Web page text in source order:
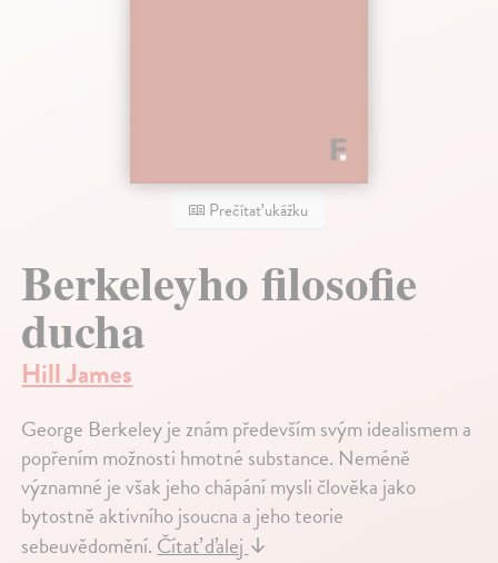
Prečítať ukážku
Berkeleyho filosofie
ducha
Hill James
George Berkeley je znám především svým idealismem a
popřením možnosti hmotné substance. Neméně
významné je však jeho chápání mysli člověka jako
bytostně aktivního jsoucna a jeho teorie
sebeuvědomění. Čítať ďalej ↓